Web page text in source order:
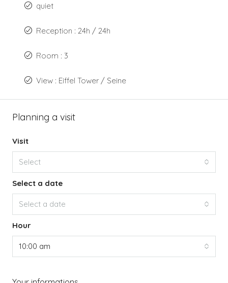
quiet
Reception : 24h / 24h
Room : 3
View : Eiffel Tower / Seine
Planning a visit
Visit
Select
Select a date
Select a date
Hour
10:00 am